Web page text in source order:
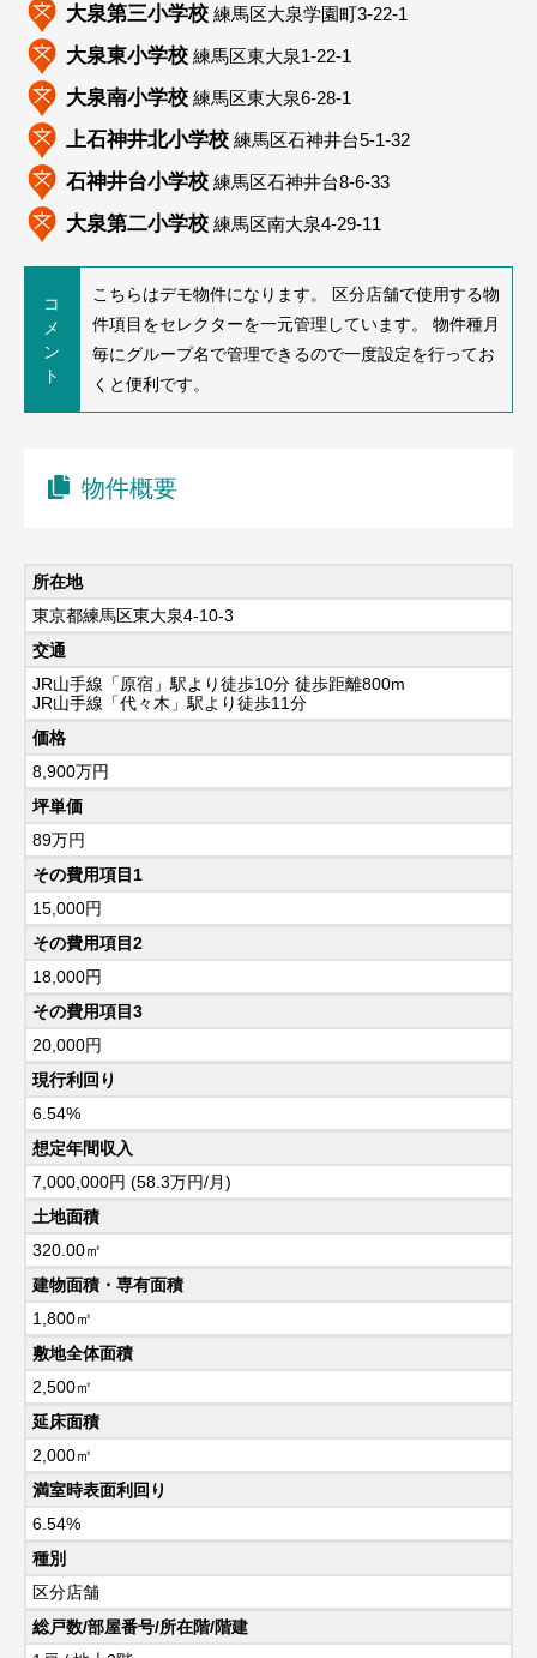
大泉第三小学校 練馬区大泉学園町3-22-1
大泉東小学校 練馬区東大泉1-22-1
大泉南小学校 練馬区東大泉6-28-1
上石神井北小学校 練馬区石神井台5-1-32
石神井台小学校 練馬区石神井台8-6-33
大泉第二小学校 練馬区南大泉4-29-11
コ
メ
ン
ト
こちらはデモ物件になります。 区分店舗で使用する物
件項目をセレクターを一元管理しています。 物件種月
毎にグループ名で管理できるので一度設定を行ってお
くと便利です。
物件概要
所在地
東京都練馬区東大泉4-10-3
交通
JR山手線「原宿」駅より徒歩10分 徒歩距離800m
JR山手線「代々木」駅より徒歩11分
価格
8,900万円
坪単価
89万円
その費用項目1
15,000円
その費用項目2
18,000円
その費用項目3
20,000円
現行利回り
6.54%
想定年間収入
7,000,000円 (58.3万円/月)
土地面積
320.00㎡
建物面積・専有面積
1,800㎡
敷地全体面積
2,500㎡
延床面積
2,000㎡
満室時表面利回り
6.54%
種別
区分店舗
総戸数/部屋番号/所在階/階建